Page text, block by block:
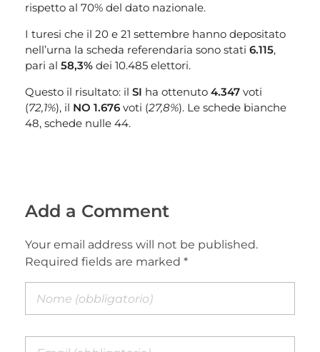
rispetto al 70% del dato nazionale.
I turesi che il 20 e 21 settembre hanno depositato
nell’urna la scheda referendaria sono stati 6.115,
pari al 58,3% dei 10.485 elettori.
Questo il risultato: il SI ha ottenuto 4.347 voti
(72,1%), il NO 1.676 voti (27,8%). Le schede bianche
48, schede nulle 44.
Add a Comment
Your email address will not be published.
Required fields are marked *